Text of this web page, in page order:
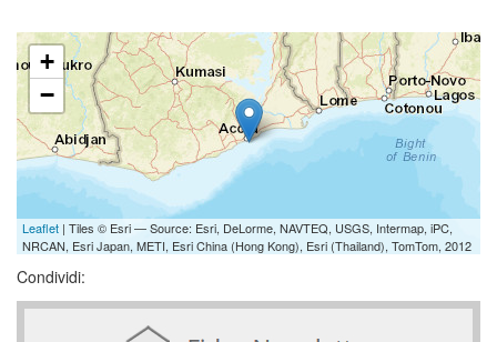
+
−
Leaflet | Tiles © Esri — Source: Esri, DeLorme, NAVTEQ, USGS, Intermap, iPC,
NRCAN, Esri Japan, METI, Esri China (Hong Kong), Esri (Thailand), TomTom, 2012
Condividi: